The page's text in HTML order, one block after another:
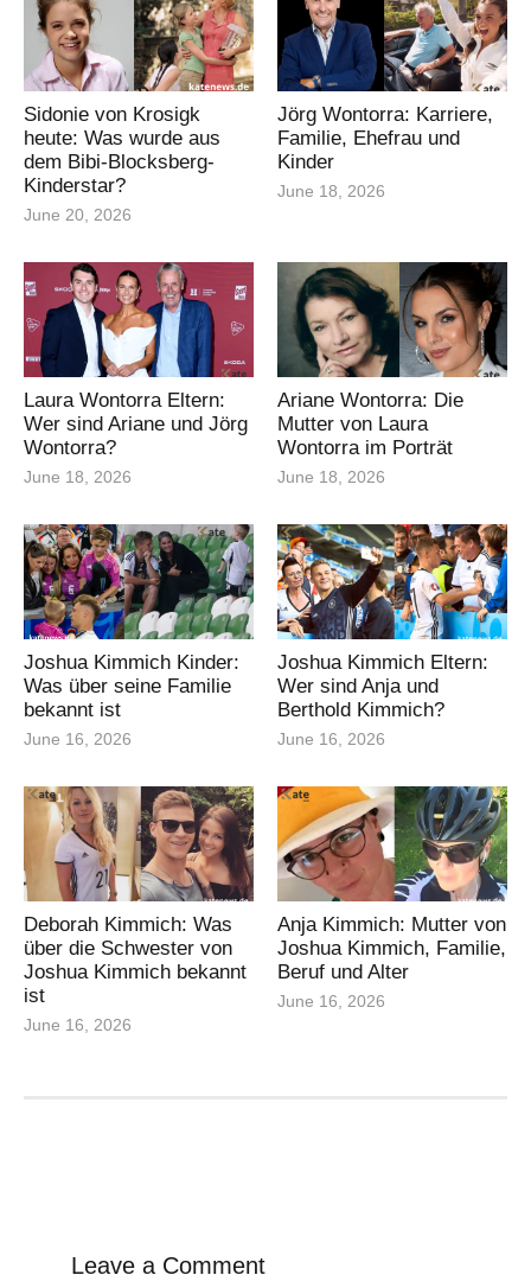
Sidonie von Krosigk
heute: Was wurde aus
dem Bibi-Blocksberg-
Kinderstar?
June 20, 2026
Jörg Wontorra: Karriere,
Familie, Ehefrau und
Kinder
June 18, 2026
Laura Wontorra Eltern:
Wer sind Ariane und Jörg
Wontorra?
June 18, 2026
Ariane Wontorra: Die
Mutter von Laura
Wontorra im Porträt
June 18, 2026
Joshua Kimmich Kinder:
Was über seine Familie
bekannt ist
June 16, 2026
Joshua Kimmich Eltern:
Wer sind Anja und
Berthold Kimmich?
June 16, 2026
Deborah Kimmich: Was
über die Schwester von
Joshua Kimmich bekannt
ist
June 16, 2026
Anja Kimmich: Mutter von
Joshua Kimmich, Familie,
Beruf und Alter
June 16, 2026
Leave a Comment